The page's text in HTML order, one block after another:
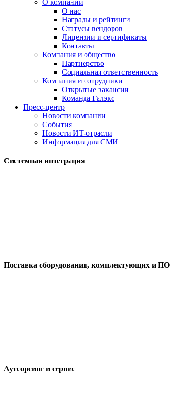
О компании
О нас
Награды и рейтинги
Статусы вендоров
Лицензии и сертификаты
Контакты
Компания и общество
Партнерство
Социальная ответственность
Компания и сотрудники
Открытые вакансии
Команда Галэкс
Пресс-центр
Новости компании
События
Новости ИТ-отрасли
Информация для СМИ
Системная интеграция
Поставка оборудования, комплектующих и ПО
Аутсорсинг и сервис